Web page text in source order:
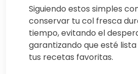
Siguiendo estos simples
conservar tu col fresca
tiempo, evitando el
garantizando que esté
tus recetas favoritas.